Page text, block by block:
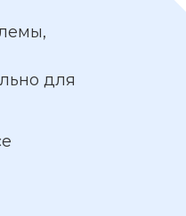
для